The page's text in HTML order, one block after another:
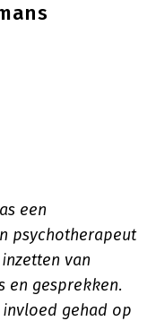
een
psychotherapeut
van
en gesprekken.
gehad op